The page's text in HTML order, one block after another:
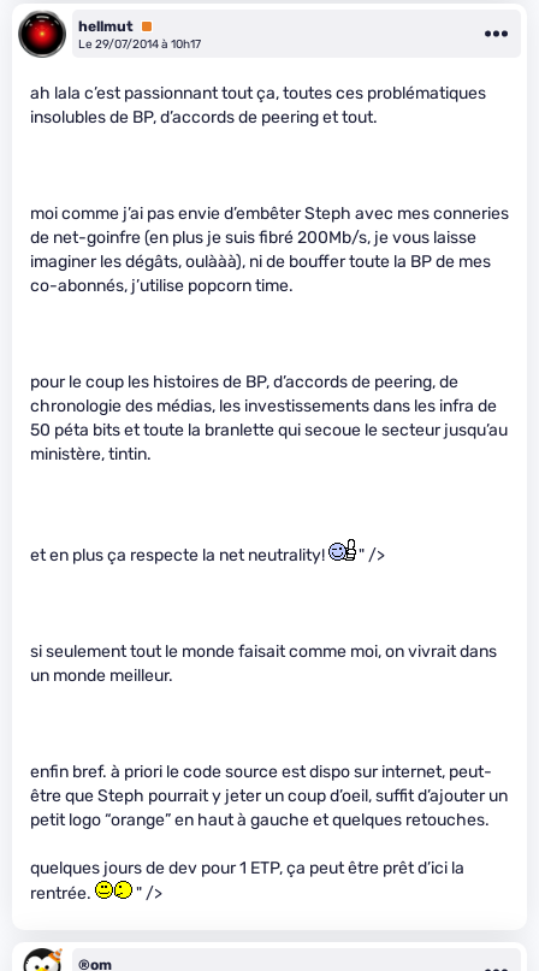
hellmut Premium
Le 29/07/2014 à 10h17
ah lala c’est passionnant tout ça, toutes ces problématiques
insolubles de BP, d’accords de peering et tout.
moi comme j’ai pas envie d’embêter Steph avec mes conneries
de net-goinfre (en plus je suis fibré 200Mb/s, je vous laisse
imaginer les dégâts, oulààà), ni de bouffer toute la BP de mes
co-abonnés, j’utilise popcorn time.
pour le coup les histoires de BP, d’accords de peering, de
chronologie des médias, les investissements dans les infra de
50 péta bits et toute la branlette qui secoue le secteur jusqu’au
ministère, tintin.
et en plus ça respecte la net neutrality! " />
si seulement tout le monde faisait comme moi, on vivrait dans
un monde meilleur.
enfin bref. à priori le code source est dispo sur internet, peut-
être que Steph pourrait y jeter un coup d’oeil, suffit d’ajouter un
petit logo “orange” en haut à gauche et quelques retouches.
quelques jours de dev pour 1 ETP, ça peut être prêt d’ici la
rentrée.
" />
®om